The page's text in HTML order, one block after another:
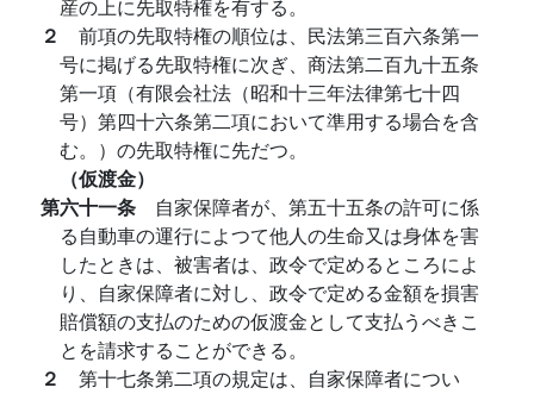
産の上に先取特権を有する。
２ 前項の先取特権の順位は、民法第三百六条第一
号に掲げる先取特権に次ぎ、商法第二百九十五条
第一項（有限会社法（昭和十三年法律第七十四
号）第四十六条第二項において準用する場合を含
む。）の先取特権に先だつ。
（仮渡金）
第六十一条 自家保障者が、第五十五条の許可に係
る自動車の運行によつて他人の生命又は身体を害
したときは、被害者は、政令で定めるところによ
り、自家保障者に対し、政令で定める金額を損害
賠償額の支払のための仮渡金として支払うべきこ
とを請求することができる。
２ 第十七条第二項の規定は、自家保障者につい